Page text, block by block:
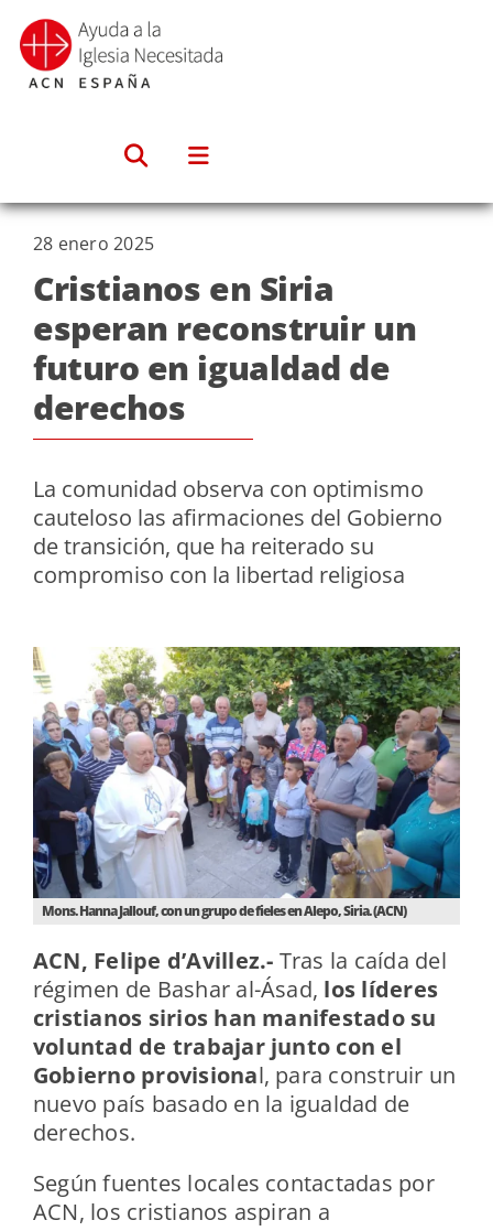
Saltar
contenido
Mons. Hanna Jallouf, con un grupo de fieles en Alepo, Siria. (ACN)
28 enero 2025
Cristianos en Siria
esperan reconstruir un
futuro en igualdad de
derechos
La comunidad observa con optimismo
cauteloso las afirmaciones del Gobierno
de transición, que ha reiterado su
compromiso con la libertad religiosa
ACN, Felipe d’Avillez.- Tras la caída del
régimen de Bashar al-Ásad, los líderes
cristianos sirios han manifestado su
voluntad de trabajar junto con el
Gobierno provisional, para construir un
nuevo país basado en la igualdad de
derechos.
Según fuentes locales contactadas por
ACN, los cristianos aspiran a